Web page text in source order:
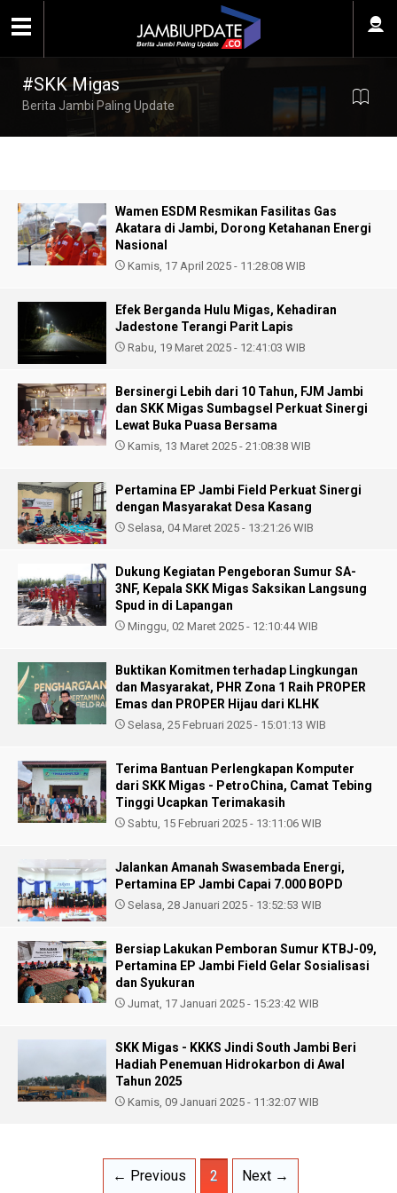
#SKK Migas
Berita Jambi Paling Update
Wamen ESDM Resmikan Fasilitas Gas
Akatara di Jambi, Dorong Ketahanan Energi
Nasional
Kamis, 17 April 2025 - 11:28:08 WIB
Efek Berganda Hulu Migas, Kehadiran
Jadestone Terangi Parit Lapis
Rabu, 19 Maret 2025 - 12:41:03 WIB
Bersinergi Lebih dari 10 Tahun, FJM Jambi
dan SKK Migas Sumbagsel Perkuat Sinergi
Lewat Buka Puasa Bersama
Kamis, 13 Maret 2025 - 21:08:38 WIB
Pertamina EP Jambi Field Perkuat Sinergi
dengan Masyarakat Desa Kasang
Selasa, 04 Maret 2025 - 13:21:26 WIB
Dukung Kegiatan Pengeboran Sumur SA-
3NF, Kepala SKK Migas Saksikan Langsung
Spud in di Lapangan
Minggu, 02 Maret 2025 - 12:10:44 WIB
Buktikan Komitmen terhadap Lingkungan
dan Masyarakat, PHR Zona 1 Raih PROPER
Emas dan PROPER Hijau dari KLHK
Selasa, 25 Februari 2025 - 15:01:13 WIB
Terima Bantuan Perlengkapan Komputer
dari SKK Migas - PetroChina, Camat Tebing
Tinggi Ucapkan Terimakasih
Sabtu, 15 Februari 2025 - 13:11:06 WIB
Jalankan Amanah Swasembada Energi,
Pertamina EP Jambi Capai 7.000 BOPD
Selasa, 28 Januari 2025 - 13:52:53 WIB
Bersiap Lakukan Pemboran Sumur KTBJ-09,
Pertamina EP Jambi Field Gelar Sosialisasi
dan Syukuran
Jumat, 17 Januari 2025 - 15:23:42 WIB
SKK Migas - KKKS Jindi South Jambi Beri
Hadiah Penemuan Hidrokarbon di Awal
Tahun 2025
Kamis, 09 Januari 2025 - 11:32:07 WIB
← Previous 2 Next →